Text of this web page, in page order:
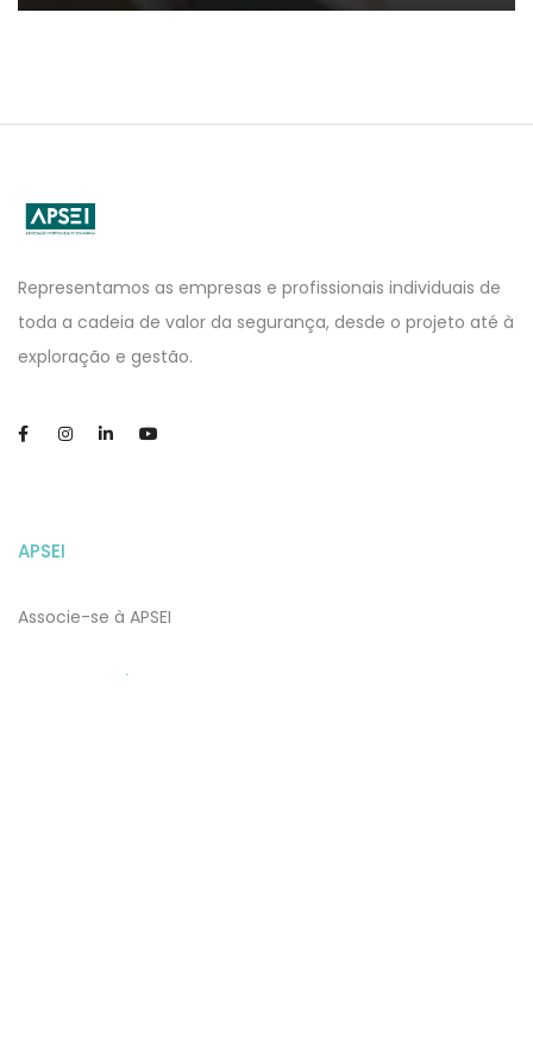
Representamos as empresas e profissionais individuais de
toda a cadeia de valor da segurança, desde o projeto até à
exploração e gestão.
APSEI
Associe-se à APSEI
Notas Legais